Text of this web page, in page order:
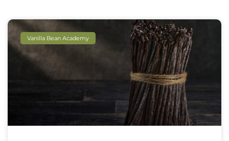
Vanilla Bean Academy